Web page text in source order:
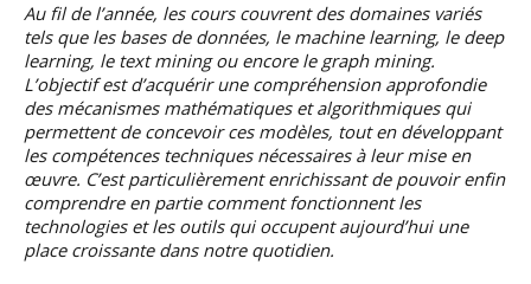
Au fil de l’année, les cours couvrent des domaines variés
tels que les bases de données, le machine learning, le deep
learning, le text mining ou encore le graph mining.
L’objectif est d’acquérir une compréhension approfondie
des mécanismes mathématiques et algorithmiques qui
permettent de concevoir ces modèles, tout en développant
les compétences techniques nécessaires à leur mise en
œuvre. C’est particulièrement enrichissant de pouvoir enfin
comprendre en partie comment fonctionnent les
technologies et les outils qui occupent aujourd’hui une
place croissante dans notre quotidien.